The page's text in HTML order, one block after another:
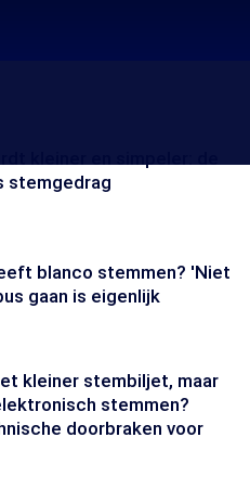
stemgedrag
blanco stemmen? 'Niet
gaan is eigenlijk
kleiner stembiljet, maar
stemmen?
doorbraken voor